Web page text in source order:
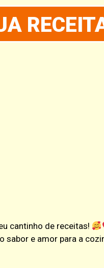
cantinho de receitas!
sabor e amor para a